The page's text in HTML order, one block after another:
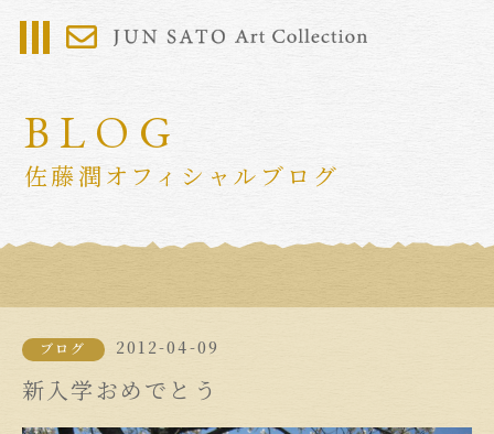
BLOG
佐藤潤オフィシャルブログ
ブログ 2012-04-09
新入学おめでとう